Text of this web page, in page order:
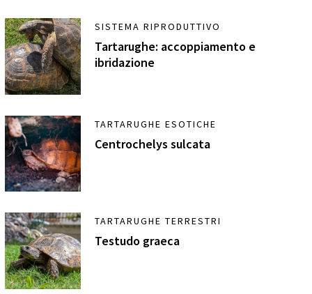
SISTEMA RIPRODUTTIVO
Tartarughe: accoppiamento e
ibridazione
TARTARUGHE ESOTICHE
Centrochelys sulcata
TARTARUGHE TERRESTRI
Testudo graeca